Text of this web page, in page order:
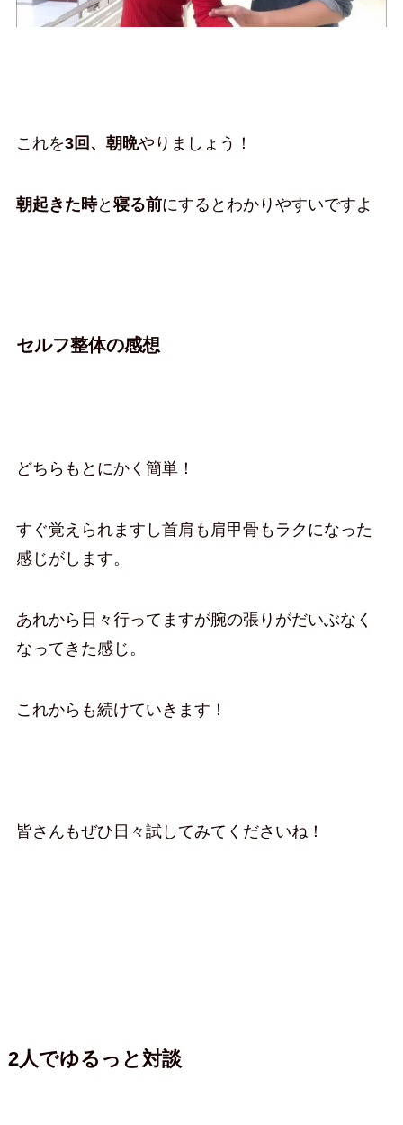
これを3回、朝晩やりましょう！
朝起きた時と寝る前にするとわかりやすいですよ
セルフ整体の感想
どちらもとにかく簡単！
すぐ覚えられますし首肩も肩甲骨もラクになった
感じがします。
あれから日々行ってますが腕の張りがだいぶなく
なってきた感じ。
これからも続けていきます！
皆さんもぜひ日々試してみてくださいね！
2人でゆるっと対談